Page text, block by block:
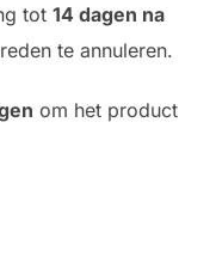
tot 14 dagen na
te annuleren.
om het product